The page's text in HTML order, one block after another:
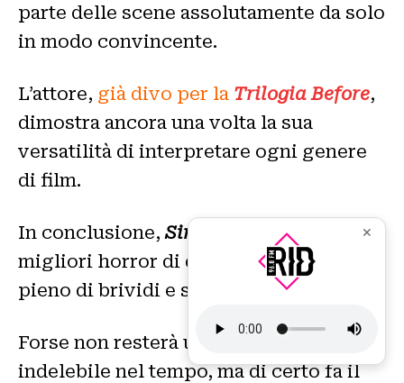
parte delle scene assolutamente da solo
in modo convincente.
L’attore, già divo per la Trilogia Before,
dimostra ancora una volta la sua
versatilità di interpretare ogni genere
di film.
In conclusione, Sinister
e’ uno tra i
migliori horror di questa generazione,
pieno di brividi e sorprese.
Forse non resterà un capolavoro
indelebile nel tempo, ma di certo fa il
✕